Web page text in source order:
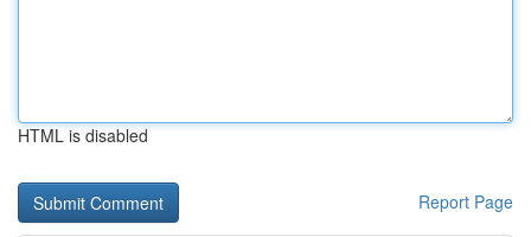
HTML is disabled
Report Page